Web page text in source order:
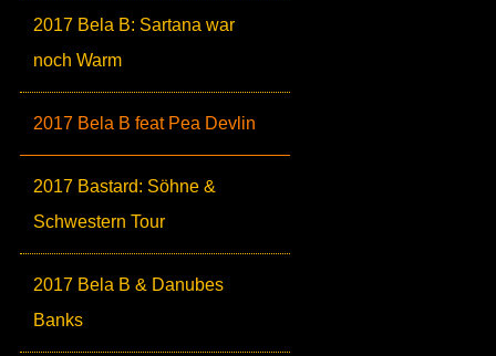
2017 Bela B: Sartana war
noch Warm
2017 Bela B feat Pea Devlin
2017 Bastard: Söhne &
Schwestern Tour
2017 Bela B & Danubes
Banks